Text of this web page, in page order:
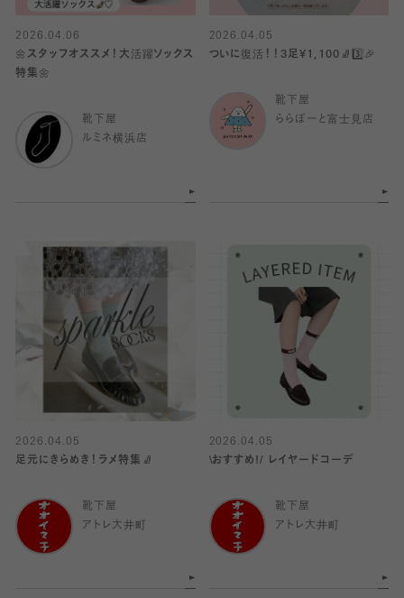
2026.04.06
🌼スタッフオススメ！大活躍ソックス
特集🌼
靴下屋
ルミネ横浜店
2026.04.05
ついに復活！！3足¥1,100🧦3️⃣🎉
靴下屋
ららぽーと富士見店
2026.04.05
足元にきらめき！ラメ特集🧦
靴下屋
アトレ大井町
2026.04.05
\おすすめ!/ レイヤードコーデ
靴下屋
アトレ大井町